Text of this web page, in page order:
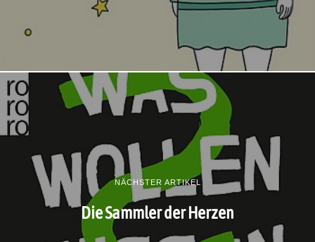
NÄCHSTER ARTIKEL
Die Sammler der Herzen